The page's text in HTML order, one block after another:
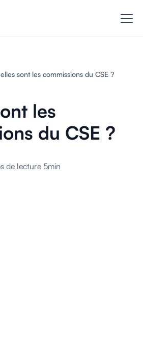
sont les commissions du CSE ?
les
du CSE ?
de lecture 5min